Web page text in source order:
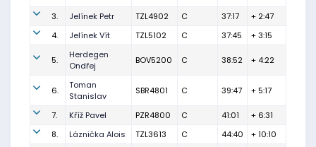
3. Jelínek Petr TZL4902 C 37:17
+ 2:47
4.
Jelínek Vít TZL5102 C 37:45 + 3:15
5.
Herdegen
Ondřej
BOV5200 C 38:52 + 4:22
6.
Toman
Stanislav
SBR4801 C 39:47 + 5:17
7. Kříž Pavel PZR4800 C 41:01
+ 6:31
8.
Láznička Alois TZL3613 C 44:40
+ 10:10